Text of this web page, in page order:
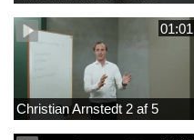
01:01
Christian Arnstedt 2 af 5